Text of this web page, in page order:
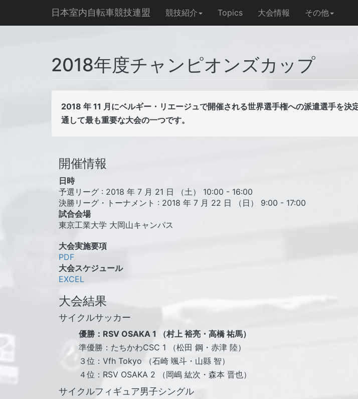
日本室内自転車競技連盟 競技紹介 Topics 大会情報 その他
2018年度チャンピオンズカップ
2018 年 11 月にベルギー・リエージュで開催される世界選手権への派遣選手を
通して最も重要な大会の一つです。
開催情報
日時
予選リーグ : 2018 年 7 月 21 日 （土） 10:00 - 16:00
決勝リーグ・トーナメント : 2018 年 7 月 22 日 （日） 9:00 - 17:00
試合会場
東京工業大学 大岡山キャンパス
大会実施要項
PDF
大会スケジュール
EXCEL
大会結果
サイクルサッカー
優勝：RSV OSAKA 1 （村上 裕亮・高橋 祐馬）
準優勝：たちかわCSC 1 （松田 鋼・赤津 陸）
３位：Vfh Tokyo （石崎 颯斗・山縣 智）
４位：RSV OSAKA 2 （岡嶋 紘次・森本 晋也）
サイクルフィギュア男子シングル